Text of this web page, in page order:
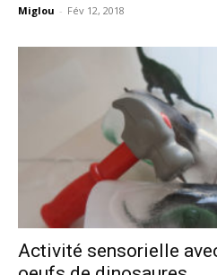
Miglou - Fév 12, 2018
Activité sensorielle